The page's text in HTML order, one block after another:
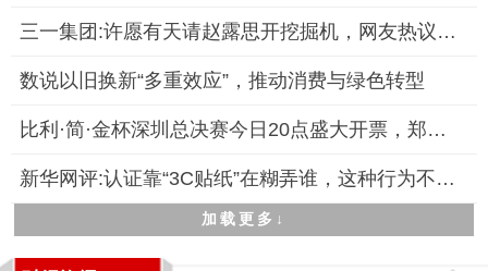
三一集团:许愿有天请赵露思开挖掘机，网友热议“露思老师”新职
数说以旧换新“多重效应”，推动消费与绿色转型
比利·简·金杯深圳总决赛今日20点盛大开票，郑洁担任赛事推广大
新华网评:认证靠“3C贴纸”在糊弄谁，这种行为不仅严重扰乱了市
加载更多↓